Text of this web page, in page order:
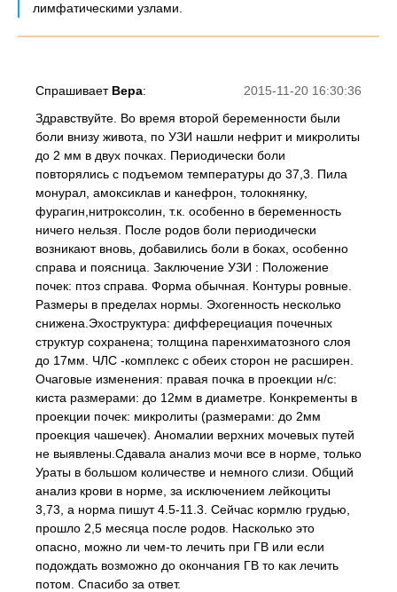
лимфатическими узлами.
2015-11-20 16:30:36
Спрашивает Вера:
Здравствуйте. Во время второй беременности были
боли внизу живота, по УЗИ нашли нефрит и микролиты
до 2 мм в двух почках. Периодически боли
повторялись с подъемом температуры до 37,3. Пила
монурал, амоксиклав и канефрон, толокнянку,
фурагин,нитроксолин, т.к. особенно в беременность
ничего нельзя. После родов боли периодически
возникают вновь, добавились боли в боках, особенно
справа и поясница. Заключение УЗИ : Положение
почек: птоз справа. Форма обычная. Контуры ровные.
Размеры в пределах нормы. Эхогенность несколько
снижена.Эхоструктура: дифферециация почечных
структур сохранена; толщина паренхиматозного слоя
до 17мм. ЧЛС -комплекс с обеих сторон не расширен.
Очаговые изменения: правая почка в проекции н/с:
киста размерами: до 12мм в диаметре. Конкременты в
проекции почек: микролиты (размерами: до 2мм
проекция чашечек). Аномалии верхних мочевых путей
не выявлены.Сдавала анализ мочи все в норме, только
Ураты в большом количестве и немного слизи. Общий
анализ крови в норме, за исключением лейкоциты
3,73, а норма пишут 4.5-11.3. Сейчас кормлю грудью,
прошло 2,5 месяца после родов. Насколько это
опасно, можно ли чем-то лечить при ГВ или если
подождать возможно до окончания ГВ то как лечить
потом. Спасибо за ответ.